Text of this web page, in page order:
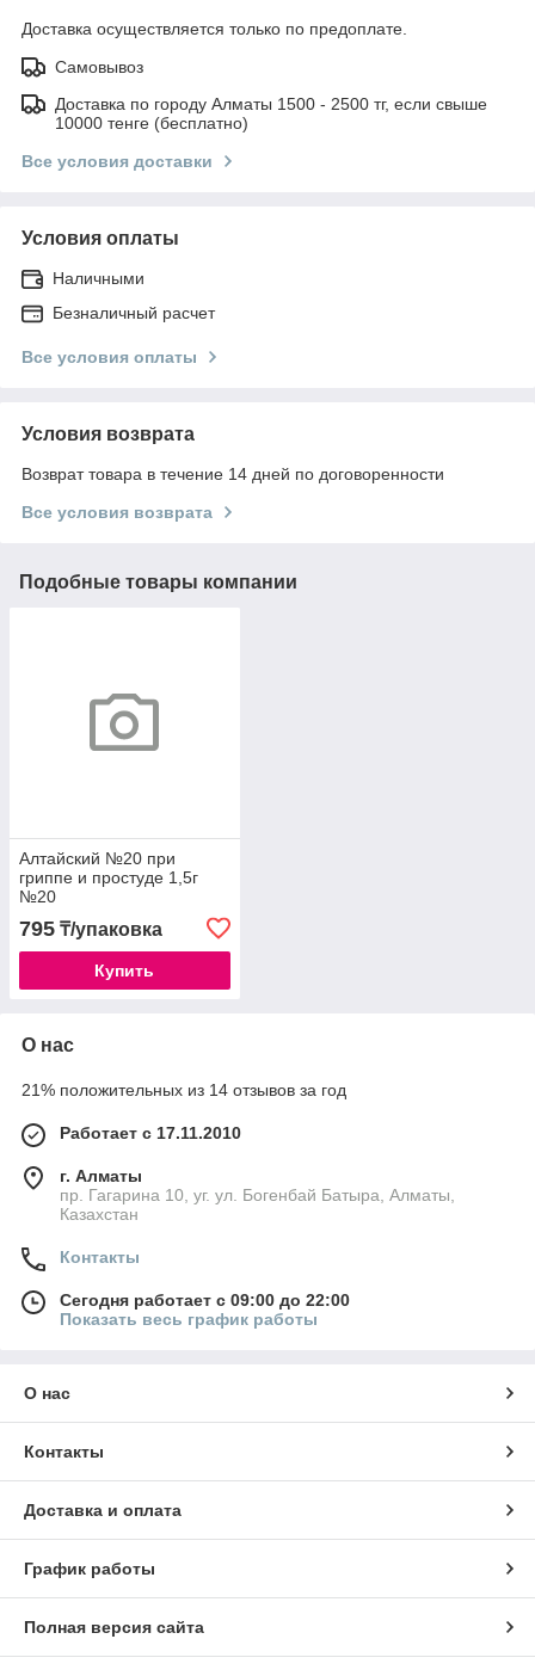
Доставка осуществляется только по предоплате.
Самовывоз
Доставка по городу Алматы 1500 - 2500 тг, если свыше
10000 тенге (бесплатно)
Все условия доставки
Условия оплаты
Наличными
Безналичный расчет
Все условия оплаты
Условия возврата
Возврат товара в течение 14 дней по договоренности
Все условия возврата
Подобные товары компании
Алтайский №20 при
гриппе и простуде 1,5г
№20
795 ₸/упаковка
Купить
О нас
21% положительных из 14 отзывов за год
Работает с 17.11.2010
г. Алматы
пр. Гагарина 10, уг. ул. Богенбай Батыра, Алматы,
Казахстан
Контакты
Сегодня работает с 09:00 до 22:00
Показать весь график работы
О нас
Контакты
Доставка и оплата
График работы
Полная версия сайта